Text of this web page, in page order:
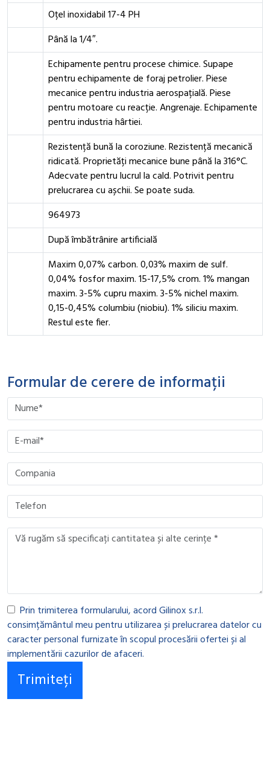
Oțel inoxidabil 17-4 PH
Până la 1/4″.
Echipamente pentru procese chimice. Supape
pentru echipamente de foraj petrolier. Piese
mecanice pentru industria aerospațială. Piese
pentru motoare cu reacție. Angrenaje. Echipamente
pentru industria hârtiei.
Rezistență bună la coroziune. Rezistență mecanică
ridicată. Proprietăți mecanice bune până la 316°C.
Adecvate pentru lucrul la cald. Potrivit pentru
prelucrarea cu așchii. Se poate suda.
964973
După îmbătrânire artificială
Maxim 0,07% carbon. 0,03% maxim de sulf.
0,04% fosfor maxim. 15-17,5% crom. 1% mangan
maxim. 3-5% cupru maxim. 3-5% nichel maxim.
0,15-0,45% columbiu (niobiu). 1% siliciu maxim.
Restul este fier.
Formular de cerere de informații
Please leave this field empty.
Please leave this field empty.
Please leave this field empty.
Please leave this field empty.
Prin trimiterea formularului, acord Gilinox s.r.l.
consimțământul meu pentru utilizarea și prelucrarea datelor cu
caracter personal furnizate în scopul procesării ofertei și al
implementării cazurilor de afaceri.